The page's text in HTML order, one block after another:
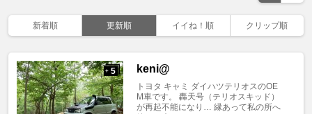
新着順 更新順 イイね！順 クリップ順
+ 5 keni@
トヨタ キャミ ダイハツテリオスのOE
M車です。 轟天号（テリオスキッド）
が再起不能になり… 縁あって私の所へ